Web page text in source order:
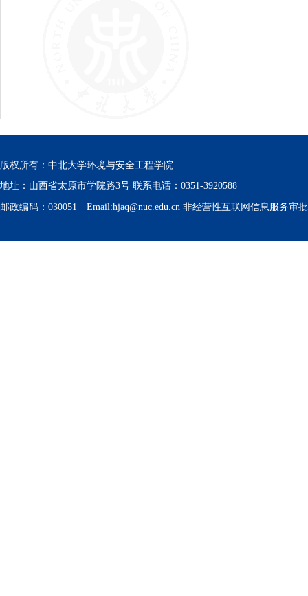
版权所有：中北大学环境与安全工程学院
地址：山西省太原市学院路3号 联系电话：0351-3920588
邮政编码：030051 Email:hjaq@nuc.edu.cn 非经营性互联网信息服务审